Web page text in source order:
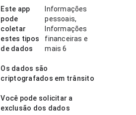
Este app
pode
coletar
estes tipos
de dados
Informações
pessoais,
Informações
financeiras e
mais 6
Os dados são
criptografados em trânsito
Você pode solicitar a
exclusão dos dados